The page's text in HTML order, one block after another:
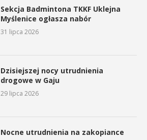
Sekcja Badmintona TKKF Uklejna
Myślenice ogłasza nabór
31 lipca 2026
Dzisiejszej nocy utrudnienia
drogowe w Gaju
29 lipca 2026
Nocne utrudnienia na zakopiance